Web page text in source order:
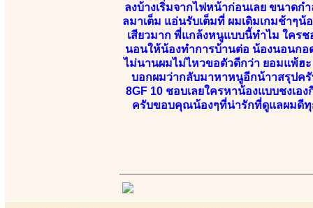
ลงบ้างเริ่มจากไฟหน้าก่อนเลย ขนาด
ลมาเต็ม แอ่นรับเต็มที่ ผมเดิมเกมช้าๆ
เสียวมาก พี่แกล้งหนูแบบนี้ทำไม ใคร
นอนให้น้องทำการบ้านต่อ น้องนอนก
ไม่นานผมไม่ไหวขอตัวดีกว่า ยอมแพ้ฮ
บอกผมว่ากลับมาหาหนูอีกน้าาสรุปครั
8GF 10 ชอบเลยใครหาน้องแบบชงเอ
ครับขอบคุณน้องๆที่น่ารักที่ดูแลผมดีทุ